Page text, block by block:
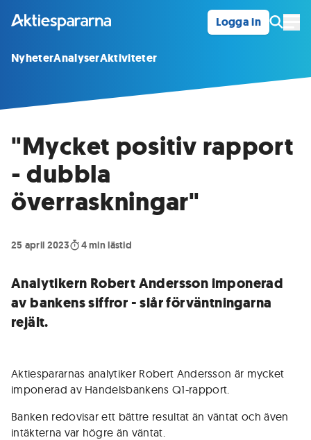
Logga in
NyheterAnalyserAktiviteter
"Mycket positiv rapport
- dubbla
överraskningar"
25 april 2023 4min lästid
Analytikern Robert Andersson imponerad
av bankens siffror - slår förväntningarna
rejält.
Aktiespararnas analytiker Robert Andersson är mycket
imponerad av Handelsbankens Q1-rapport.
Banken redovisar ett bättre resultat än väntat och även
intäkterna var högre än väntat.